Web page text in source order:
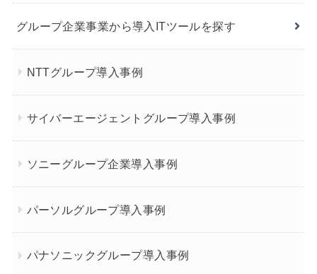
グループ企業事業から導入ITツールを探す
NTTグループ導入事例
サイバーエージェントグループ導入事例
ソニーグループ企業導入事例
パーソルグループ導入事例
パナソニックグループ導入事例